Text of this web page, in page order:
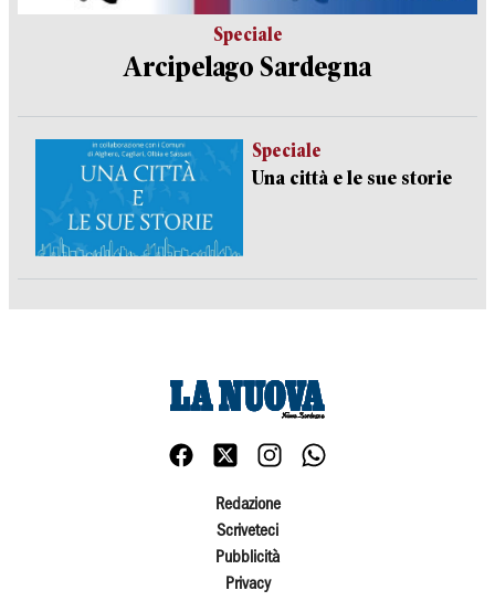
Speciale
Arcipelago Sardegna
Speciale
Una città e le sue storie
Redazione
Scriveteci
Pubblicità
Privacy